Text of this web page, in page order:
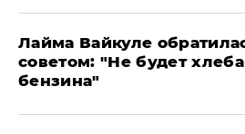
Лайма Вайкуле
советом: "Не будет
бензина"